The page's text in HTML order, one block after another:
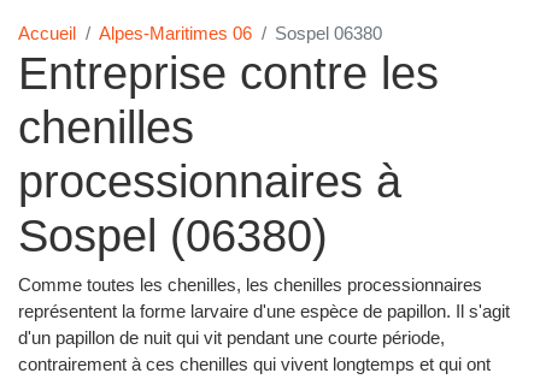
Accueil Alpes-Maritimes 06 Sospel 06380
Entreprise contre les
chenilles
processionnaires à
Sospel (06380)
Comme toutes les chenilles, les chenilles processionnaires
représentent la forme larvaire d'une espèce de papillon. Il s'agit
d'un papillon de nuit qui vit pendant une courte période,
contrairement à ces chenilles qui vivent longtemps et qui ont